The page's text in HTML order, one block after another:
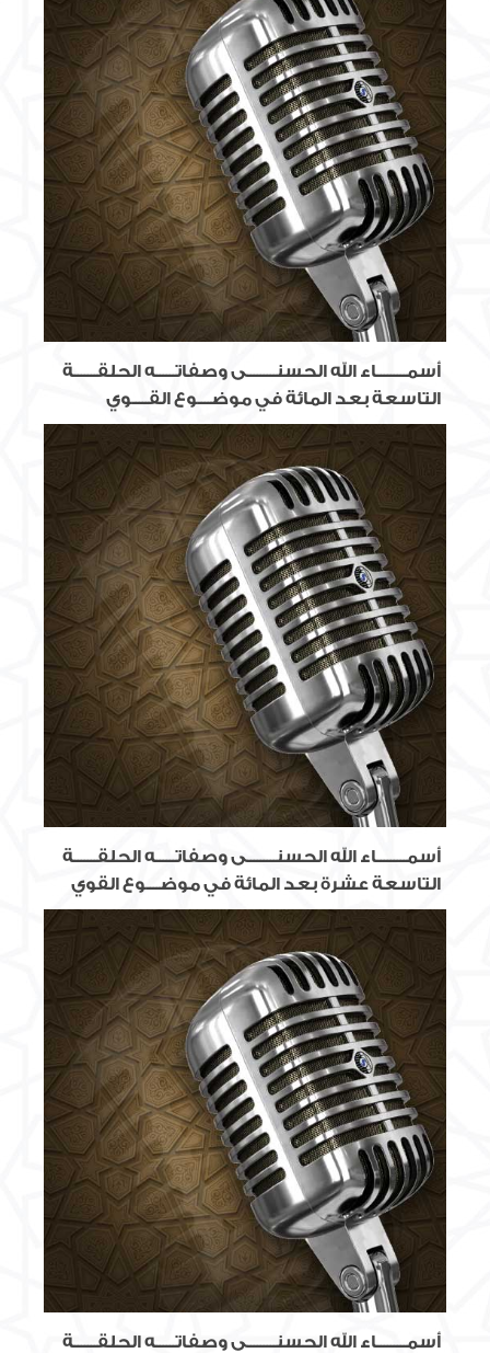
أسمـــــــــاء الله الحسنـــــــــى وصفاتــــــه الحلقـــــــة
التاسعة بعد المائة في موضــــوع القـــــوي
أسمـــــــــاء الله الحسنـــــــــى وصفاتــــــه الحلقـــــــة
التاسعة عشرة بعد المائة في موضــــوع القوي
أسمـــــــــاء الله الحسنـــــــــى وصفاتــــــه الحلقـــــــة